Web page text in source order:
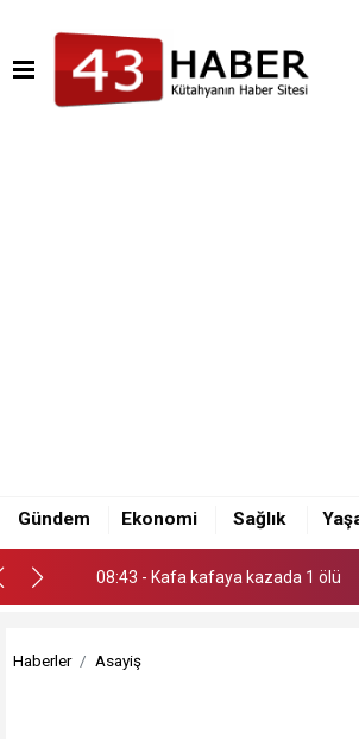
Gündem Ekonomi Sağlık
08:43 - Kafa kafaya kazada 1 ölü
08:43 - Kafa kafaya kazada 1 ölü
Haberler Asayiş